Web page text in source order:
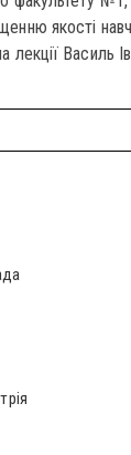
якості
лекції Василь